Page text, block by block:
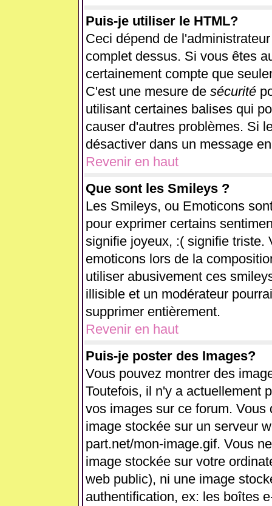
Puis-je utiliser le HTML?
Ceci dépend de
complet dessus. Si vous êtes
certainement compte que
C'est une mesure de sécurité
utilisant certaines balises qui
causer d'autres problèmes. Si
désactiver dans un message
Revenir en haut
Que sont les Smileys ?
Les Smileys, ou Emoticons
pour exprimer certains
signifie joyeux, :( signifie triste.
emoticons lors de la
utiliser abusivement ces
illisible et un modérateur
supprimer entièrement.
Revenir en haut
Puis-je poster des Images?
Vous pouvez montrer des
Toutefois, il n'y a actuellement
vos images sur ce forum.
image stockée sur un serveur
part.net/mon-image.gif. Vous
image stockée sur votre
web public), ni une image
authentification, ex: les boîtes